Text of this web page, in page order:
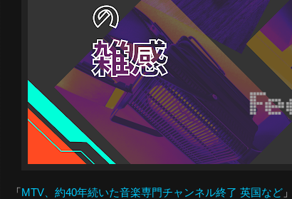
「MTV、約40年続いた音楽専門チャンネル終了 英国など